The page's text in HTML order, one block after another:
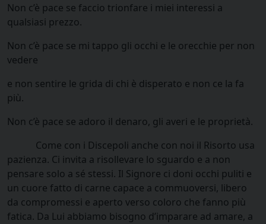
Non c’è pace se faccio trionfare i miei interessi a
qualsiasi prezzo.
Non c’è pace se mi tappo gli occhi e le orecchie per non
vedere
e non sentire le grida di chi è disperato e non ce la fa
più.
Non c’è pace se adoro il denaro, gli averi e le proprietà.
Come con i Discepoli anche con noi il Risorto usa
pazienza. Ci invita a risollevare lo sguardo e a non
pensare solo a sé stessi. Il Signore ci doni occhi puliti e
un cuore fatto di carne capace a commuoversi, libero
da compromessi e aperto verso coloro che fanno più
fatica. Da Lui abbiamo bisogno d’imparare ad amare, a